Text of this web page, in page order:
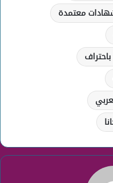
معتمدة